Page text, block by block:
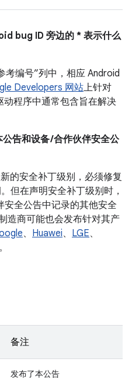
bug ID 旁边的 * 表示什么
考编号”列中，相应 Android
Developers 网站上针对
动程序中通常包含旨在解决
告和设备 /合作伙伴安全公
的安全补丁级别，必须修复
但在声明安全补丁级别时，
安全公告中记录的其他安全
造商可能也会发布针对其产
、 Huawei、 LGE、
。
备注
发布了本公告